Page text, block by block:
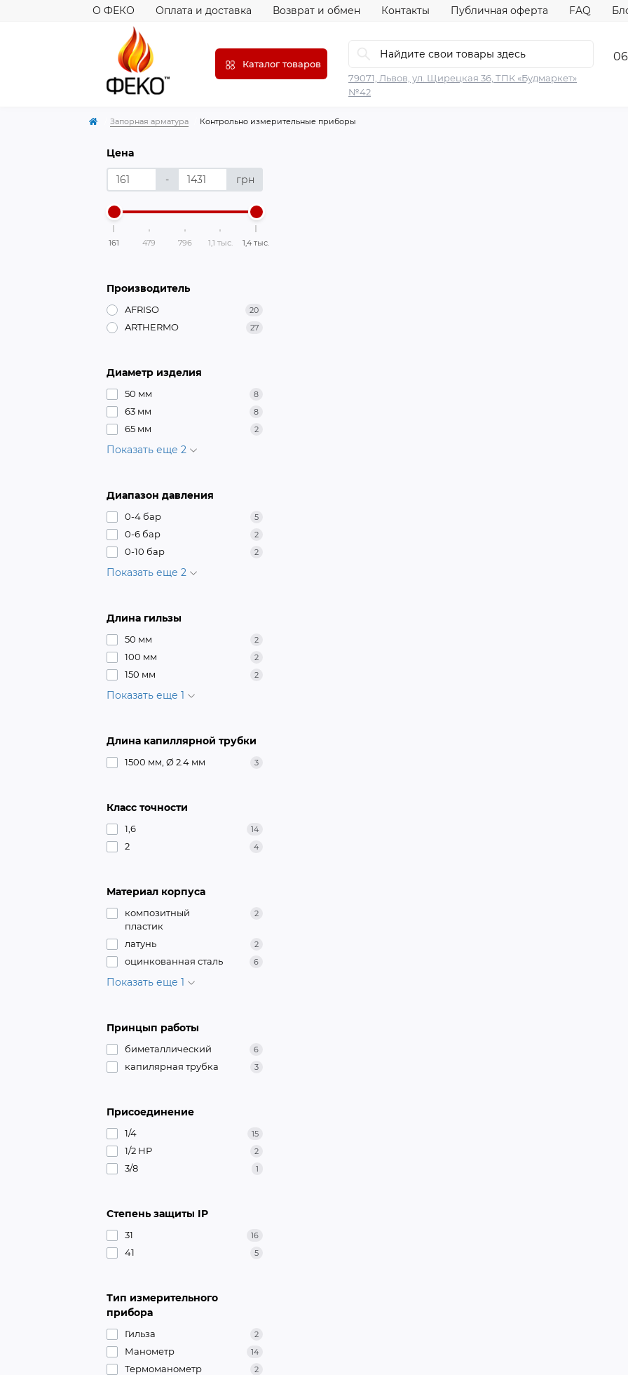
О ФЕКО Оплата и доставка Возврат и обмен Контакты Публичная оферта FAQ
Каталог товаров
79071, Львов, ул. Щирецкая 36, ТПК «Будмаркет»
№42
Запорная арматура Контрольно измерительные приборы
Цена
- грн
161 479 796 1,1 тыс. 1,4 тыс.
Производитель
AFRISO 20
ARTHERMO 27
Диаметр изделия
50 мм 8
63 мм 8
65 мм 2
Показать еще 2
Диапазон давления
0-4 бар 5
0-6 бар 2
0-10 бар 2
Показать еще 2
Длина гильзы
50 мм 2
100 мм 2
150 мм 2
Показать еще 1
Длина капиллярной трубки
1500 мм, Ø 2.4 мм 3
Класс точности
1,6 14
2 4
Материал корпуса
композитный
пластик
2
латунь 2
оцинкованная сталь 6
Показать еще 1
Принцып работы
биметаллический 6
капилярная трубка 3
Присоединение
1/4 15
1/2 НР 2
3/8 1
Степень защиты IP
31 16
41 5
Тип измерительного
прибора
Гильза 2
Манометр 14
Термоманометр 2